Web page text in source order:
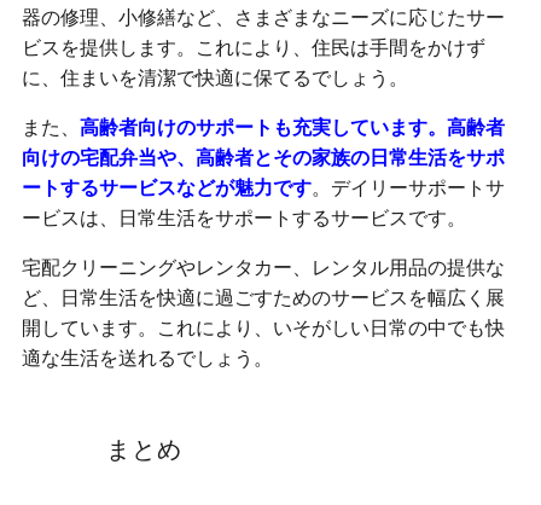
器の修理、小修繕など、さまざまなニーズに応じたサー
ビスを提供します。これにより、住民は手間をかけず
に、住まいを清潔で快適に保てるでしょう。
また、 高齢者向けのサポートも充実しています。高齢者
向けの宅配弁当や、高齢者とその家族の日常生活をサポ
ートするサービスなどが魅力です。デイリーサポートサ
ービスは、日常生活をサポートするサービスです。
宅配クリーニングやレンタカー、レンタル用品の提供な
ど、日常生活を快適に過ごすためのサービスを幅広く展
開しています。これにより、いそがしい日常の中でも快
適な生活を送れるでしょう。
まとめ